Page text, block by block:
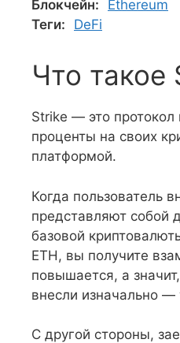
Блокчейн:
Ethereum
Теги:
DeFi
Что такое
Strike — это протокол
проценты на своих
платформой.
Когда пользователь
представляют собой
базовой
ETH, вы получите
повышается, а
внесли изначально
С другой стороны,